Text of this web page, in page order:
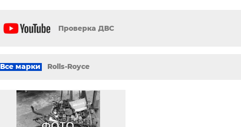
Проверка ДВС
Все марки Rolls-Royce